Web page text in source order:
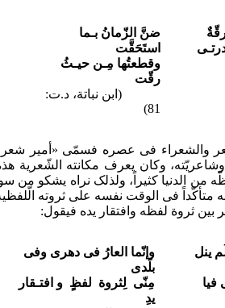
ضنَّ الزّمانُ بـما
استَحَقَّت
وقطعتُها مِـن حیـثُ
رقّت
(ابن نباتة، د.ت:
81)
والشعراء فی عصره فسمّی «أمیر
وکان یعرف مکانته الشّعریة
من الدنیا کثیراً، ولذلک نراه یشکو من
متأکّداً فی الوقت نفسه علی ثروته
بین ثروة لفظه وافتقار یده فیقول:
ینل
فیا
وإنّما العارُ فی دهری وفی
بلَدی
مِنّی لِثروة لفظٍ و افتـقار
یدِ